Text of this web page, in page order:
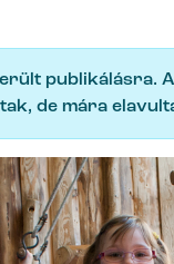
publikálásra.
de mára